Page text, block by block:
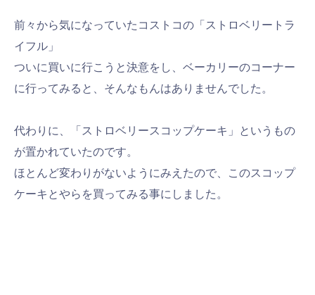
前々から気になっていたコストコの「ストロベリートラ
イフル」
ついに買いに行こうと決意をし、ベーカリーのコーナー
に行ってみると、そんなもんはありませんでした。
代わりに、「ストロベリースコップケーキ」というもの
が置かれていたのです。
ほとんど変わりがないようにみえたので、このスコップ
ケーキとやらを買ってみる事にしました。